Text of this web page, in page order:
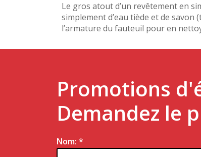
Le gros atout d’un revêtement en
simplement d’eau tiède et de
l’armature du fauteuil pour en
Promotions
Demandez le
Nom: *